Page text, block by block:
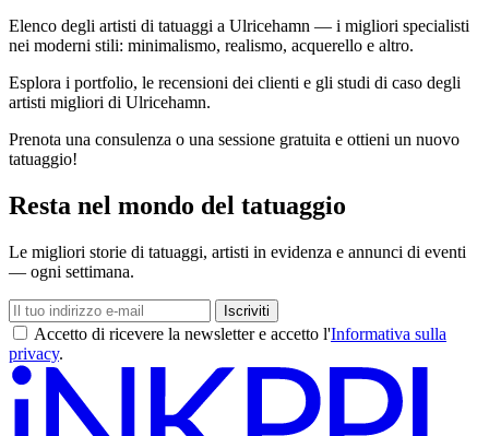
Elenco degli artisti di tatuaggi a Ulricehamn — i migliori specialisti
nei moderni stili: minimalismo, realismo, acquerello e altro.
Esplora i portfolio, le recensioni dei clienti e gli studi di caso degli
artisti migliori di Ulricehamn.
Prenota una consulenza o una sessione gratuita e ottieni un nuovo
tatuaggio!
Resta nel mondo del tatuaggio
Le migliori storie di tatuaggi, artisti in evidenza e annunci di eventi
— ogni settimana.
Iscriviti
Accetto di ricevere la newsletter e accetto l'Informativa sulla
privacy.